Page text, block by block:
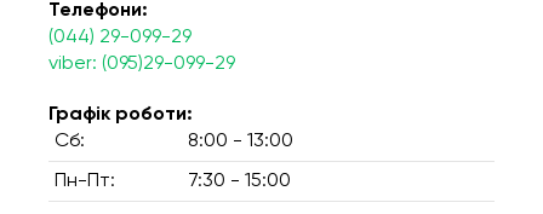
Телефони:
(044) 29-099-29
viber: (095)29-099-29
Графік роботи:
Сб:
8:00 - 13:00
Пн-Пт: 7:30 - 15:00